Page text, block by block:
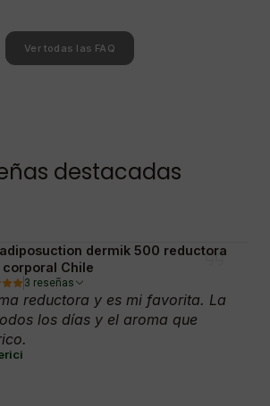
Ver todas las FAQ
destacadas
dermik 500 reductora
corporal Chile
3 reseñas
reductora y es mi favorita. La
los días y el aroma que